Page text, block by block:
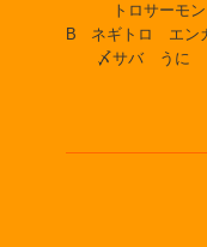
トロサーモン
B ネギトロ エン
〆サバ うに